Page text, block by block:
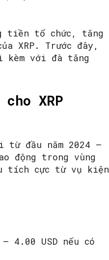
tiền tổ chức, tăng
XRP. Trước đây,
kèm với đà tăng
XRP
từ đầu năm 2024 –
động trong vùng
tích cực từ vụ kiện
4.00 USD nếu có